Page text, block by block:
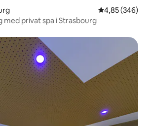
4,85 av 5 i
4,85 (346)
med privat spa i Strasbourg